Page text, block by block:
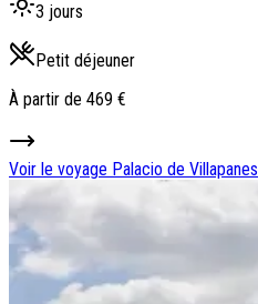
3 jours
Petit déjeuner
À partir de 469 €
Voir le voyage Palacio de Villapanes